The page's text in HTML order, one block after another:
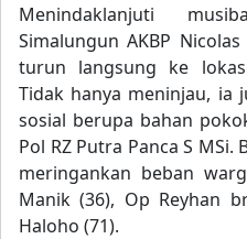
Menindaklanjuti
Simalungun AKBP
turun langsung ke
Tidak hanya meninjau, ia
sosial berupa bahan
Pol RZ Putra Panca S
meringankan beban
Manik (36), Op Reyhan
Haloho (71).